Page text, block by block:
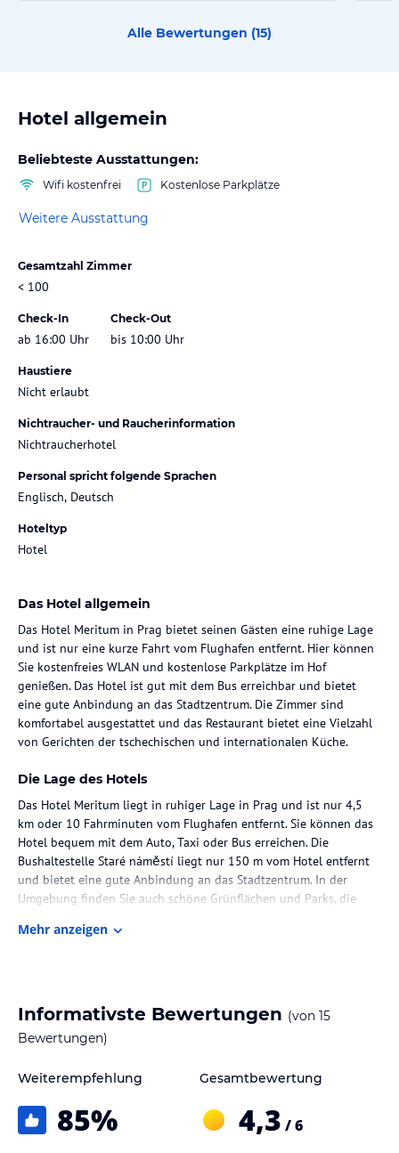
Alle Bewertungen (15)
Hotel allgemein
Beliebteste Ausstattungen:
Wifi kostenfrei Kostenlose Parkplätze
Weitere Ausstattung
Gesamtzahl Zimmer
< 100
Check-In
ab 16:00 Uhr
Check-Out
bis 10:00 Uhr
Haustiere
Nicht erlaubt
Nichtraucher- und Raucherinformation
Nichtraucherhotel
Personal spricht folgende Sprachen
Englisch, Deutsch
Hoteltyp
Hotel
Das Hotel allgemein
Das Hotel Meritum in Prag bietet seinen Gästen eine ruhige Lage
und ist nur eine kurze Fahrt vom Flughafen entfernt. Hier können
Sie kostenfreies WLAN und kostenlose Parkplätze im Hof
genießen. Das Hotel ist gut mit dem Bus erreichbar und bietet
eine gute Anbindung an das Stadtzentrum. Die Zimmer sind
komfortabel ausgestattet und das Restaurant bietet eine Vielzahl
von Gerichten der tschechischen und internationalen Küche.
Die Lage des Hotels
Das Hotel Meritum liegt in ruhiger Lage in Prag und ist nur 4,5
km oder 10 Fahrminuten vom Flughafen entfernt. Sie können das
Hotel bequem mit dem Auto, Taxi oder Bus erreichen. Die
Bushaltestelle Staré náměstí liegt nur 150 m vom Hotel entfernt
und bietet eine gute Anbindung an das Stadtzentrum. In der
Umgebung finden Sie auch schöne Grünflächen und Parks, die
sind komfortabel eingerichtet und bieten eine angenehme
Atmosphäre für einen erholsamen Aufenthalt.
Gastronomie im Hotel
Gerichten der tschechischen und internationalen Küche genießen.
Das Restaurant bietet ein gemütliches Ambiente und ist der
Mehr anzeigen
Informativste Bewertungen (von 15
Bewertungen)
Weiterempfehlung
85%
Gesamtbewertung
4,3 / 6